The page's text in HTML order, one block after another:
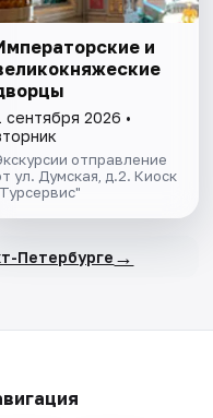
и
сентября 2026 •
отправление
ул. Думская, д.2. Киоск
Петербурге →